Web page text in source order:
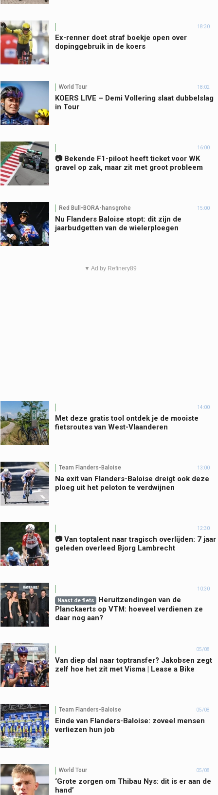
18:30
Ex-renner doet straf boekje open over
dopinggebruik in de koers
World Tour 18:02
KOERS LIVE – Demi Vollering slaat dubbelslag
in Tour
16:00
📷 Bekende F1-piloot heeft ticket voor WK
gravel op zak, maar zit met groot probleem
Red Bull-BORA-hansgrohe 15:00
Nu Flanders Baloise stopt: dit zijn de
jaarbudgetten van de wielerploegen
▼ Ad by Refinery89
14:00
Met deze gratis tool ontdek je de mooiste
fietsroutes van West-Vlaanderen
Team Flanders-Baloise 13:00
Na exit van Flanders-Baloise dreigt ook deze
ploeg uit het peloton te verdwijnen
12:30
📷 Van toptalent naar tragisch overlijden: 7 jaar
geleden overleed Bjorg Lambrecht
10:30
Naast de fiets
Heruitzendingen van de
Planckaerts op VTM: hoeveel verdienen ze
daar nog aan?
05/08
Van diep dal naar toptransfer? Jakobsen zegt
zelf hoe het zit met Visma | Lease a Bike
Team Flanders-Baloise 05/08
Einde van Flanders-Baloise: zoveel mensen
verliezen hun job
World Tour 05/08
‘Grote zorgen om Thibau Nys: dit is er aan de
hand’